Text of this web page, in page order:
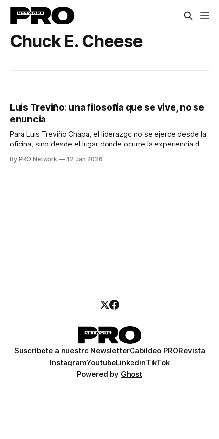
Chuck E. Cheese
Luis Treviño: una filosofía que se vive, no se
enuncia
Para Luis Treviño Chapa, el liderazgo no se ejerce desde la
oficina, sino desde el lugar donde ocurre la experiencia del
sucede cada 30 de abril, Día del Niño, la fecha más
By PRO Network 12 Jan 2026
Suscríbete a nuestro NewsletterCabildeo PRORevista
InstagramYoutubeLinkedinTikTok
Powered by Ghost